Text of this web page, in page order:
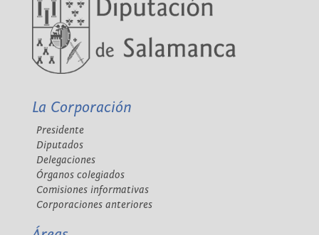
La Corporación
Presidente
Diputados
Delegaciones
Órganos colegiados
Comisiones informativas
Corporaciones anteriores